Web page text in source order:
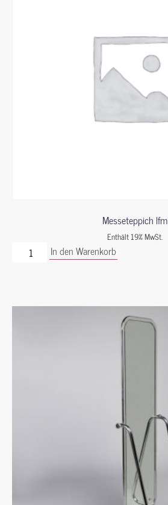
Messeteppich lfm
Enthält 19% MwSt.
In den Warenkorb